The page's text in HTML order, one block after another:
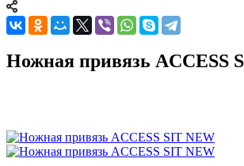
Ножная привязь ACCESS